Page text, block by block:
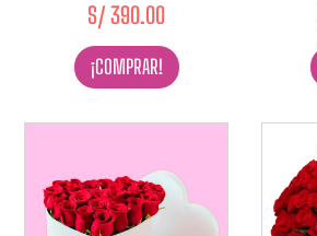
S/390.00
¡COMPRAR!